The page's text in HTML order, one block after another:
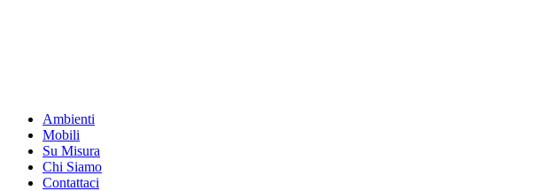
Ambienti
Mobili
Su Misura
Chi Siamo
Contattaci